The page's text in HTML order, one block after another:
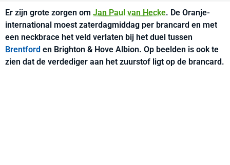
Er zijn grote zorgen om Jan Paul van Hecke. De Oranje-
international moest zaterdagmiddag per brancard en met
een neckbrace het veld verlaten bij het duel tussen
Brentford en Brighton & Hove Albion. Op beelden is ook te
zien dat de verdediger aan het zuurstof ligt op de brancard.